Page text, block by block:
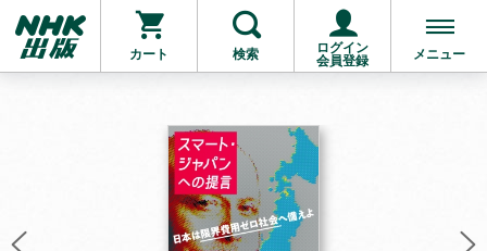
カート 検索
ログイン
会員登録
メニュー
お支払いに進む